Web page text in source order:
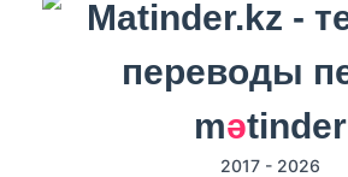
mәtinder
2017 - 2026